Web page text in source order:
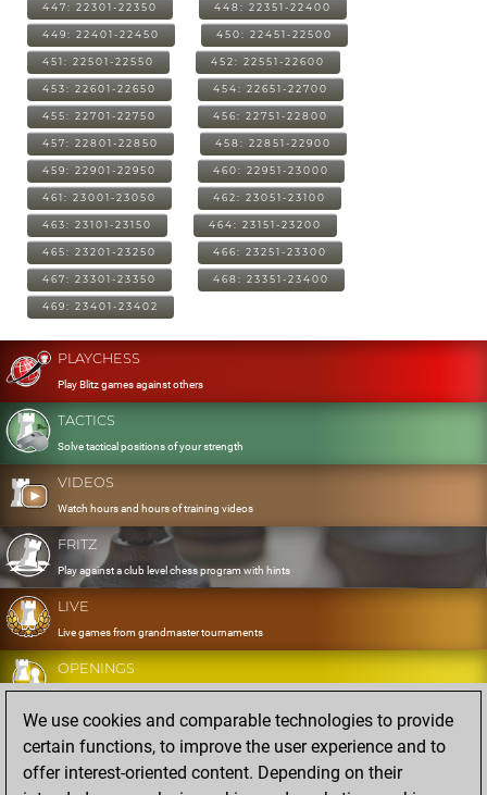
447: 22301-22350 448: 22351-22400
449: 22401-22450 450: 22451-22500
451: 22501-22550 452: 22551-22600
453: 22601-22650 454: 22651-22700
455: 22701-22750 456: 22751-22800
457: 22801-22850 458: 22851-22900
459: 22901-22950 460: 22951-23000
461: 23001-23050 462: 23051-23100
463: 23101-23150 464: 23151-23200
465: 23201-23250 466: 23251-23300
467: 23301-23350 468: 23351-23400
469: 23401-23402
PLAYCHESS
Play Blitz games against others
TACTICS
Solve tactical positions of your strength
VIDEOS
Watch hours and hours of training videos
FRITZ
Play against a club level chess program with hints
LIVE
Live games from grandmaster tournaments
OPENINGS
Develop and exercise your openings
DATABASE
Eight million strong games
We use cookies and comparable technologies to provide
certain functions, to improve the user experience and to
offer interest-oriented content. Depending on their